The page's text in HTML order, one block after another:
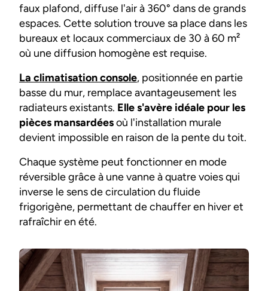
faux plafond, diffuse l'air à 360° dans de grands
espaces. Cette solution trouve sa place dans les
bureaux et locaux commerciaux de 30 à 60 m²
où une diffusion homogène est requise.
La climatisation console, positionnée en partie
basse du mur, remplace avantageusement les
radiateurs existants. Elle s'avère idéale pour les
pièces mansardéesoù l'installation murale
devient impossible en raison de la pente du toit.
Chaque système peut fonctionner en mode
réversible grâce à une vanne à quatre voies qui
inverse le sens de circulation du fluide
frigorigène, permettant de chauffer en hiver et
rafraîchir en été.